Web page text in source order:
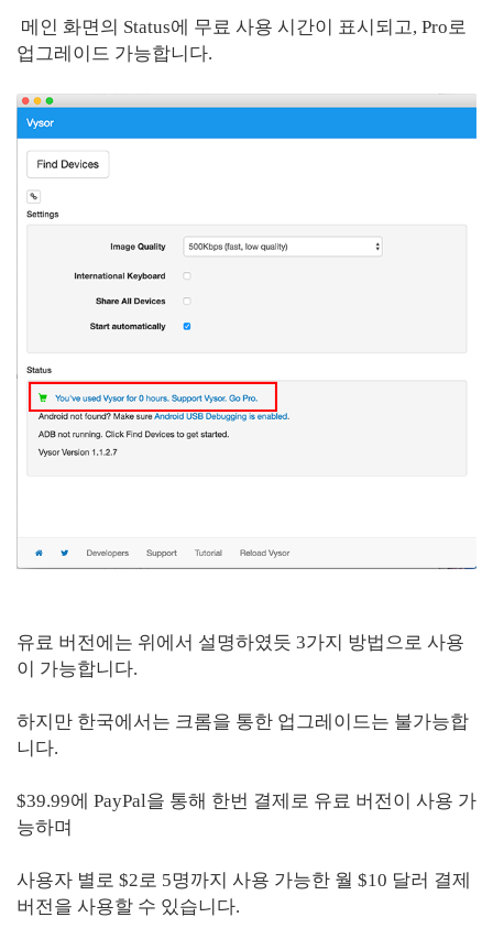
메인 화면의 Status에 무료 사용 시간이 표시되고, Pro로
업그레이드 가능합니다.
유료 버전에는 위에서 설명하였듯 3가지 방법으로 사용
이 가능합니다.
하지만 한국에서는 크롬을 통한 업그레이드는 불가능합
니다.
$39.99에 PayPal을 통해 한번 결제로 유료 버전이 사용 가
능하며
사용자 별로 $2로 5명까지 사용 가능한 월 $10 달러 결제
버전을 사용할 수 있습니다.